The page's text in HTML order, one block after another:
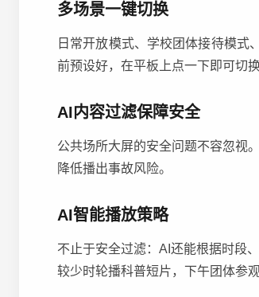
多场景一键切换
日常开放模式、学校团体接待模式
前预设好，在平板上点一下即可切换
AI内容过滤保障安全
公共场所大屏的安全问题不容忽视
降低播出事故风险。
AI智能播放策略
不止于安全过滤：AI还能根据时段
较少时轮播科普短片，下午团体参